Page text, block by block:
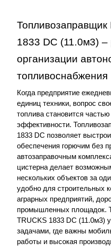
Топливозаправщик
1833 DC (11.0м3)
организации
топливоснабжения
Когда предприятие
единиц техники, вопрос
топлива становится
эффективности.
1833 DC позволяет
обеспечения горючим без
автозаправочным
цистерна делает
нескольких объектов за
удобно для строительных
аграрных предприятий,
промышленных площадок.
TRUCKS 1833 DC (11.0м3)
задачами, где важны
работы и высокая